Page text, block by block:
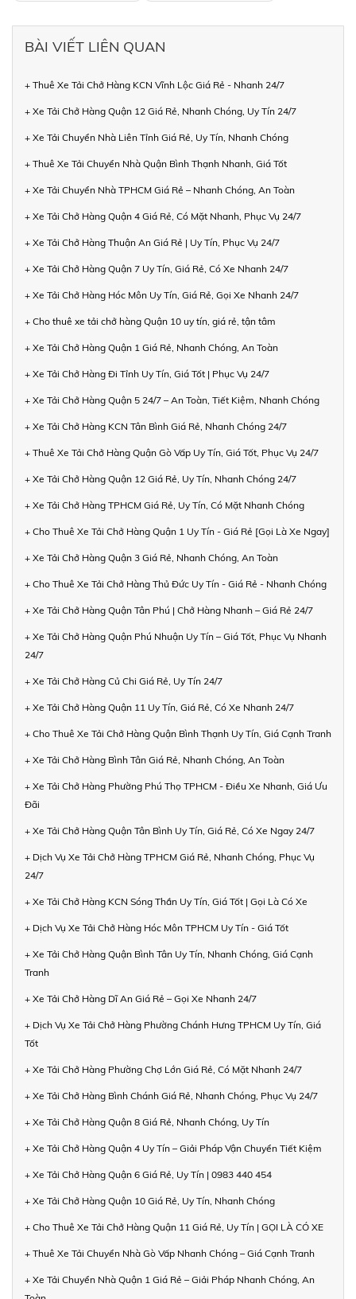
BÀI VIẾT LIÊN QUAN
+ Thuê Xe Tải Chở Hàng KCN Vĩnh Lộc Giá Rẻ - Nhanh 24/7
+ Xe Tải Chở Hàng Quận 12 Giá Rẻ, Nhanh Chóng, Uy Tín 24/7
+ Xe Tải Chuyển Nhà Liên Tỉnh Giá Rẻ, Uy Tín, Nhanh Chóng
+ Thuê Xe Tải Chuyển Nhà Quận Bình Thạnh Nhanh, Giá Tốt
+ Xe Tải Chuyển Nhà TPHCM Giá Rẻ – Nhanh Chóng, An Toàn
+ Xe Tải Chở Hàng Quận 4 Giá Rẻ, Có Mặt Nhanh, Phục Vụ 24/7
+ Xe Tải Chở Hàng Thuận An Giá Rẻ | Uy Tín, Phục Vụ 24/7
+ Xe Tải Chở Hàng Quận 7 Uy Tín, Giá Rẻ, Có Xe Nhanh 24/7
+ Xe Tải Chở Hàng Hóc Môn Uy Tín, Giá Rẻ, Gọi Xe Nhanh 24/7
+ Cho thuê xe tải chở hàng Quận 10 uy tín, giá rẻ, tận tâm
+ Xe Tải Chở Hàng Quận 1 Giá Rẻ, Nhanh Chóng, An Toàn
+ Xe Tải Chở Hàng Đi Tỉnh Uy Tín, Giá Tốt | Phục Vụ 24/7
+ Xe Tải Chở Hàng Quận 5 24/7 – An Toàn, Tiết Kiệm, Nhanh Chóng
+ Xe Tải Chở Hàng KCN Tân Bình Giá Rẻ, Nhanh Chóng 24/7
+ Thuê Xe Tải Chở Hàng Quận Gò Vấp Uy Tín, Giá Tốt, Phục Vụ 24/7
+ Xe Tải Chở Hàng Quận 12 Giá Rẻ, Uy Tín, Nhanh Chóng 24/7
+ Xe Tải Chở Hàng TPHCM Giá Rẻ, Uy Tín, Có Mặt Nhanh Chóng
+ Cho Thuê Xe Tải Chở Hàng Quận 1 Uy Tín - Giá Rẻ [Gọi Là Xe Ngay]
+ Xe Tải Chở Hàng Quận 3 Giá Rẻ, Nhanh Chóng, An Toàn
+ Cho Thuê Xe Tải Chở Hàng Thủ Đức Uy Tín - Giá Rẻ - Nhanh Chóng
+ Xe Tải Chở Hàng Quận Tân Phú | Chở Hàng Nhanh – Giá Rẻ 24/7
+ Xe Tải Chở Hàng Quận Phú Nhuận Uy Tín – Giá Tốt, Phục Vụ Nhanh
24/7
+ Xe Tải Chở Hàng Củ Chi Giá Rẻ, Uy Tín 24/7
+ Xe Tải Chở Hàng Quận 11 Uy Tín, Giá Rẻ, Có Xe Nhanh 24/7
+ Cho Thuê Xe Tải Chở Hàng Quận Bình Thạnh Uy Tín, Giá Cạnh Tranh
+ Xe Tải Chở Hàng Bình Tân Giá Rẻ, Nhanh Chóng, An Toàn
+ Xe Tải Chở Hàng Phường Phú Thọ TPHCM - Điều Xe Nhanh, Giá Ưu
Đãi
+ Xe Tải Chở Hàng Quận Tân Bình Uy Tín, Giá Rẻ, Có Xe Ngay 24/7
+ Dịch Vụ Xe Tải Chở Hàng TPHCM Giá Rẻ, Nhanh Chóng, Phục Vụ
24/7
+ Xe Tải Chở Hàng KCN Sóng Thần Uy Tín, Giá Tốt | Gọi Là Có Xe
+ Dịch Vụ Xe Tải Chở Hàng Hóc Môn TPHCM Uy Tín - Giá Tốt
+ Xe Tải Chở Hàng Quận Bình Tân Uy Tín, Nhanh Chóng, Giá Cạnh
Tranh
+ Xe Tải Chở Hàng Dĩ An Giá Rẻ – Gọi Xe Nhanh 24/7
+ Dịch Vụ Xe Tải Chở Hàng Phường Chánh Hưng TPHCM Uy Tín, Giá
Tốt
+ Xe Tải Chở Hàng Phường Chợ Lớn Giá Rẻ, Có Mặt Nhanh 24/7
+ Xe Tải Chở Hàng Bình Chánh Giá Rẻ, Nhanh Chóng, Phục Vụ 24/7
+ Xe Tải Chở Hàng Quận 8 Giá Rẻ, Nhanh Chóng, Uy Tín
+ Xe Tải Chở Hàng Quận 4 Uy Tín – Giải Pháp Vận Chuyển Tiết Kiệm
+ Xe Tải Chở Hàng Quận 6 Giá Rẻ, Uy Tín | 0983 440 454
+ Xe Tải Chở Hàng Quận 10 Giá Rẻ, Uy Tín, Nhanh Chóng
+ Cho Thuê Xe Tải Chở Hàng Quận 11 Giá Rẻ, Uy Tín | GỌI LÀ CÓ XE
+ Thuê Xe Tải Chuyển Nhà Gò Vấp Nhanh Chóng – Giá Cạnh Tranh
+ Xe Tải Chuyển Nhà Quận 1 Giá Rẻ – Giải Pháp Nhanh Chóng, An